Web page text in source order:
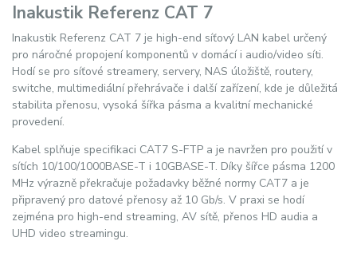
Inakustik Referenz CAT 7
Inakustik Referenz CAT 7 je high-end síťový LAN kabel určený
pro náročné propojení komponentů v domácí i audio/video síti.
Hodí se pro síťové streamery, servery, NAS úložiště, routery,
switche, multimediální přehrávače i další zařízení, kde je důležitá
stabilita přenosu, vysoká šířka pásma a kvalitní mechanické
provedení.
Kabel splňuje specifikaci CAT7 S-FTP a je navržen pro použití v
sítích 10/100/1000BASE-T i 10GBASE-T. Díky šířce pásma 1200
MHz výrazně překračuje požadavky běžné normy CAT7 a je
připravený pro datové přenosy až 10 Gb/s. V praxi se hodí
zejména pro high-end streaming, AV sítě, přenos HD audia a
UHD video streamingu.